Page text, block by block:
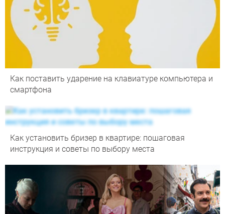
Как поставить ударение на клавиатуре компьютера и
смартфона
Как установить бризер в квартире: пошаговая
инструкция и советы по выбору места